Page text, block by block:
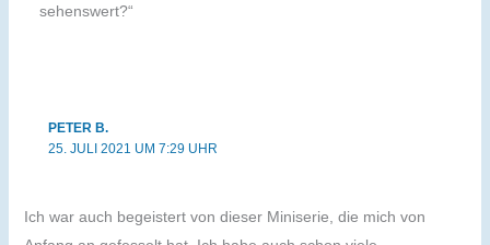
sehenswert?“
PETER B.
25. JULI 2021 UM 7:29 UHR
Ich war auch begeistert von dieser Miniserie, die mich von